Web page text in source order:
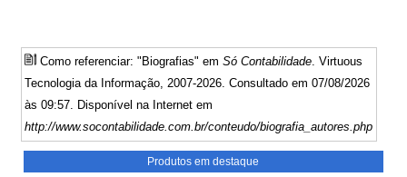
Como referenciar: "Biografias" emSó Contabilidade. Virtuous
Tecnologia da Informação, 2007-2026. Consultado em 07/08/2026
às 09:57. Disponível na Internet em
http://www.socontabilidade.com.br/conteudo/biografia_autores.php
Produtos em destaque